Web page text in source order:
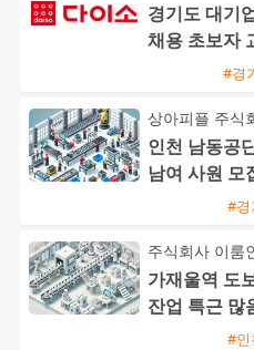
경기도 대기
채용 초보자
#경
상아피플 주식
인천 남동공
남여 사원 모
#경
주식회사 이룸
가재울역 도
잔업 특근 많
#인